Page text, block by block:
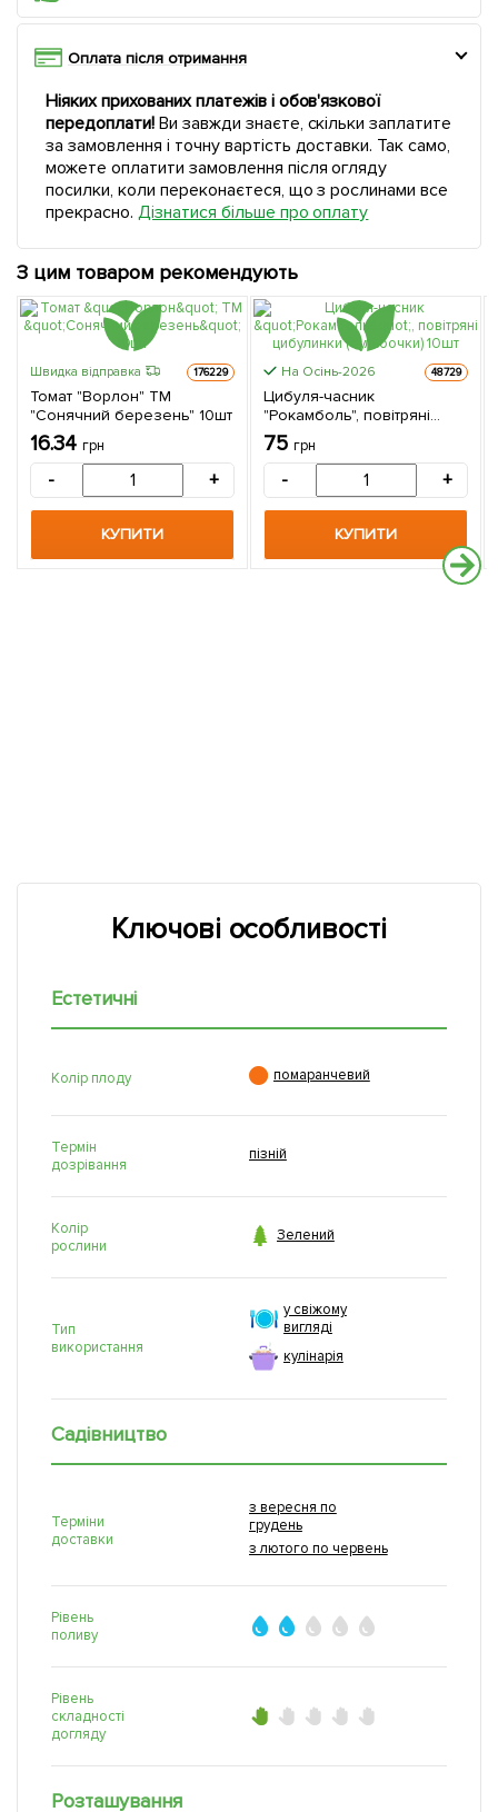
Оплата після отримання
Ніяких прихованих платежів і обов'язкової
передоплати!Ви завжди знаєте, скільки заплатите
за замовлення і точну вартість доставки. Так само,
можете оплатити замовлення після огляду
посилки, коли переконаєтеся, що з рослинами все
прекрасно. Дізнатися більше про оплату
З цим товаром рекомендують
Швидка відправка 176229
Томат "Ворлон" ТМ
"Сонячний березень" 10шт
16.34 грн
- +
КУПИТИ
На Осінь-2026 48729
Цибуля-часник
"Рокамболь", повітряні
цибулинки (бульбочки)
10шт
75 грн
- +
КУПИТИ
Ключові особливості
Естетичні
Колір плоду  помаранчевий
Термін
дозрівання
пізній
Колір
рослини
 Зелений
Тип
використання
у свіжому
вигляді
кулінарія
Садівництво
Терміни
доставки
з вересня по
грудень
з лютого по червень
Рівень
поливу
Рівень
складності
догляду
Розташування